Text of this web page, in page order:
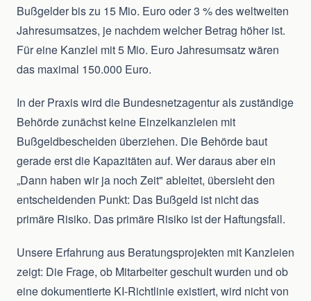
Bußgelder bis zu 15 Mio. Euro oder 3 % des weltweiten
Jahresumsatzes, je nachdem welcher Betrag höher ist.
Für eine Kanzlei mit 5 Mio. Euro Jahresumsatz wären
das maximal 150.000 Euro.
In der Praxis wird die Bundesnetzagentur als zuständige
Behörde zunächst keine Einzelkanzleien mit
Bußgeldbescheiden überziehen. Die Behörde baut
gerade erst die Kapazitäten auf. Wer daraus aber ein
„Dann haben wir ja noch Zeit" ableitet, übersieht den
entscheidenden Punkt: Das Bußgeld ist nicht das
primäre Risiko. Das primäre Risiko ist der Haftungsfall.
Unsere Erfahrung aus Beratungsprojekten mit Kanzleien
zeigt: Die Frage, ob Mitarbeiter geschult wurden und ob
eine dokumentierte KI-Richtlinie existiert, wird nicht von